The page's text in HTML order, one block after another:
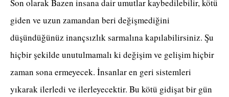
Son olarak Bazen insana dair umutlar kaybedilebilir, kötü
giden ve uzun zamandan beri değişmediğini
düşündüğünüz inançsızlık sarmalına kapılabilirsiniz. Şu
hiçbir şekilde unutulmamalı ki değişim ve gelişim hiçbir
zaman sona ermeyecek. İnsanlar en geri sistemleri
yıkarak ilerledi ve ilerleyecektir. Bu kötü gidişat bir gün